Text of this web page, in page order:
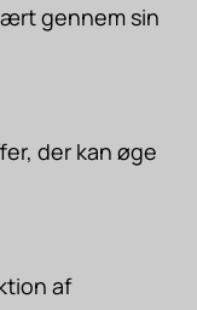
gennem sin
der kan øge
af